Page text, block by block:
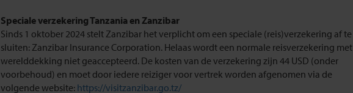
Speciale verzekering Tanzania en Zanzibar
Sinds 1 oktober 2024 stelt Zanzibar het verplicht om een speciale (reis)verzekering af te
sluiten: Zanzibar Insurance Corporation. Helaas wordt een normale reisverzekering met
werelddekking niet geaccepteerd. De kosten van de verzekering zijn 44 USD (onder
voorbehoud) en moet door iedere reiziger voor vertrek worden afgenomen via de
volgende website: https://visitzanzibar.go.tz/